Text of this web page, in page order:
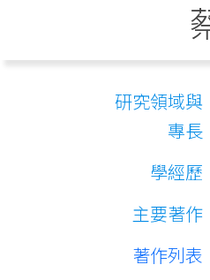
研究領域與
專長
學經歷
主要著作
著作列表